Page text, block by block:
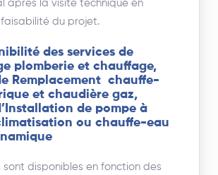
après la visite technique en
du projet.
des services de
plomberie et chauffage,
Remplacement chauffe-
et chaudière gaz,
de pompe à
ou chauffe-eau
sont disponibles en fonction des